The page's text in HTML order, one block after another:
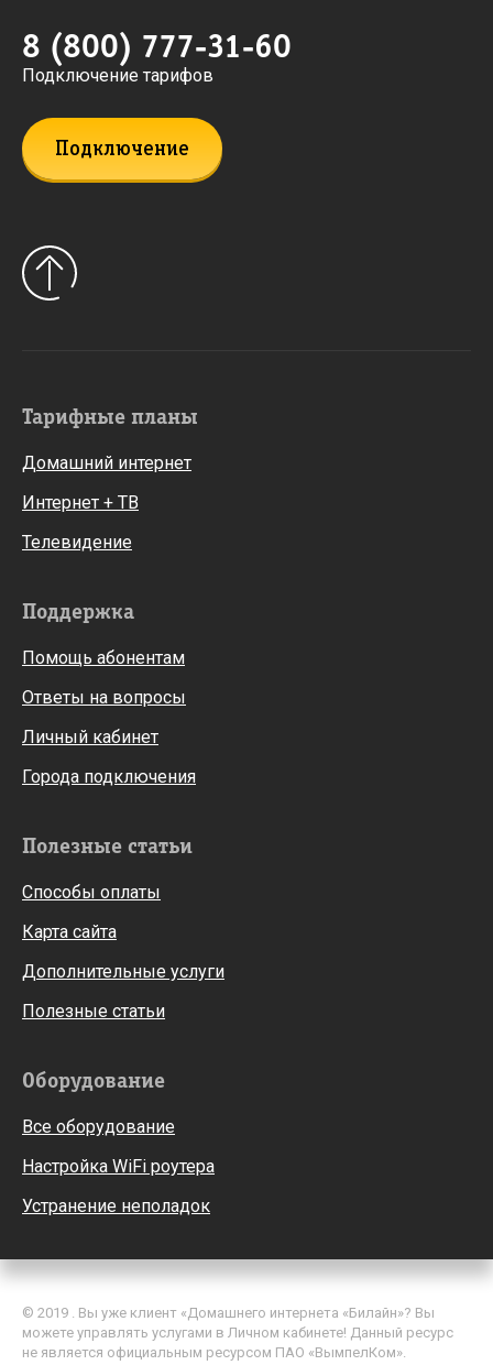
8 (800) 777-31-60
Подключение тарифов
Подключение
Тарифные планы
Домашний интернет
Интернет + ТВ
Телевидение
Поддержка
Помощь абонентам
Ответы на вопросы
Личный кабинет
Города подключения
Полезные статьи
Способы оплаты
Карта сайта
Дополнительные услуги
Полезные статьи
Оборудование
Все оборудование
Настройка WiFi роутера
Устранение неполадок
© 2019 . Вы уже клиент «Домашнего интернета «Билайн»? Вы
можете управлять услугами в Личном кабинете! Данный ресурс
не является официальным ресурсом ПАО «ВымпелКом».